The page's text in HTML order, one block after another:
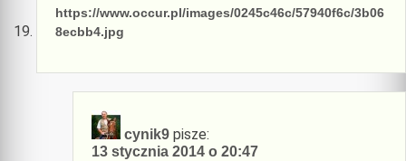
https://www.occur.pl/images/0245c46c/57940f6c/3b06
8ecbb4.jpg
cynik9 pisze:
13 stycznia 2014 o 20:47